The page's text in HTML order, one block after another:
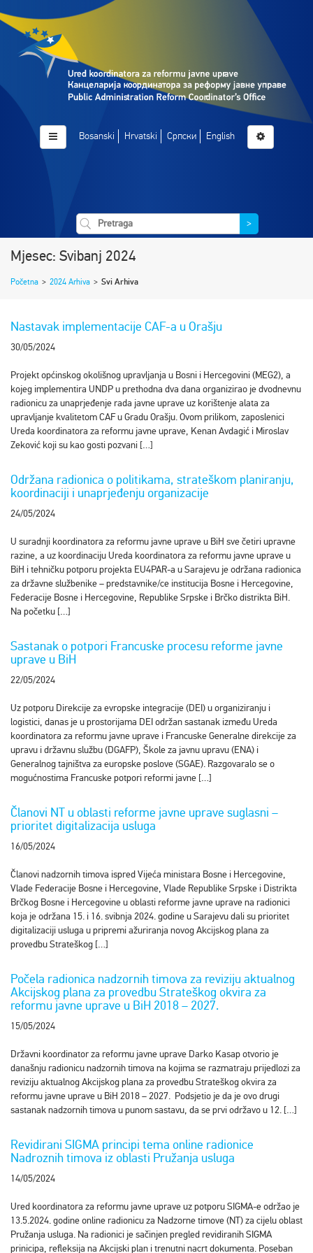
Bosanski Hrvatski Српски English
>
Mjesec: Svibanj 2024
Početna > 2024 Arhiva > Svi Arhiva
Nastavak implementacije CAF-a u Orašju
30/05/2024
Projekt općinskog okolišnog upravljanja u Bosni i Hercegovini (MEG2), a
kojeg implementira UNDP u prethodna dva dana organizirao je dvodnevnu
radionicu za unaprjeđenje rada javne uprave uz korištenje alata za
upravljanje kvalitetom CAF u Gradu Orašju. Ovom prilikom, zaposlenici
Ureda koordinatora za reformu javne uprave, Kenan Avdagić i Miroslav
Zeković koji su kao gosti pozvani […]
Održana radionica o politikama, strateškom planiranju,
koordinaciji i unaprjeđenju organizacije
24/05/2024
U suradnji koordinatora za reformu javne uprave u BiH sve četiri upravne
razine, a uz koordinaciju Ureda koordinatora za reformu javne uprave u
BiH i tehničku potporu projekta EU4PAR-a u Sarajevu je održana radionica
za državne službenike – predstavnike/ce institucija Bosne i Hercegovine,
Federacije Bosne i Hercegovine, Republike Srpske i Brčko distrikta BiH.
Na početku […]
Sastanak o potpori Francuske procesu reforme javne
uprave u BiH
22/05/2024
Uz potporu Direkcije za evropske integracije (DEI) u organiziranju i
logistici, danas je u prostorijama DEI održan sastanak između Ureda
koordinatora za reformu javne uprave i Francuske Generalne direkcije za
upravu i državnu službu (DGAFP), Škole za javnu upravu (ENA) i
Generalnog tajništva za europske poslove (SGAE). Razgovaralo se o
mogućnostima Francuske potpori reformi javne […]
Članovi NT u oblasti reforme javne uprave suglasni –
prioritet digitalizacija usluga
16/05/2024
Članovi nadzornih timova ispred Vijeća ministara Bosne i Hercegovine,
Vlade Federacije Bosne i Hercegovine, Vlade Republike Srpske i Distrikta
Brčkog Bosne i Hercegovine u oblasti reforme javne uprave na radionici
koja je održana 15. i 16. svibnja 2024. godine u Sarajevu dali su prioritet
digitalizaciji usluga u pripremi ažuriranja novog Akcijskog plana za
provedbu Strateškog […]
Počela radionica nadzornih timova za reviziju aktualnog
Akcijskog plana za provedbu Strateškog okvira za
reformu javne uprave u BiH 2018 – 2027.
15/05/2024
Državni koordinator za reformu javne uprave Darko Kasap otvorio je
današnju radionicu nadzornih timova na kojima se razmatraju prijedlozi za
reviziju aktualnog Akcijskog plana za provedbu Strateškog okvira za
reformu javne uprave u BiH 2018 – 2027. Podsjetio je da je ovo drugi
sastanak nadzornih timova u punom sastavu, da se prvi održavo u 12. […]
Revidirani SIGMA principi tema online radionice
Nadroznih timova iz oblasti Pružanja usluga
14/05/2024
Ured koordinatora za reformu javne uprave uz potporu SIGMA-e održao je
13.5.2024. godine online radionicu za Nadzorne timove (NT) za cijelu oblast
Pružanja usluga. Na radionici je sačinjen pregled revidiranih SIGMA
prinicipa, refleksija na Akcijski plan i trenutni nacrt dokumenta. Poseban